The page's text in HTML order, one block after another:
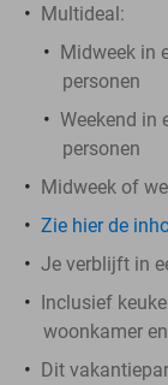
Multideal:
Midweek in
personen
Weekend in
personen
Midweek of
Zie hier de
Je verblijft in
Inclusief
woonkamer
Dit